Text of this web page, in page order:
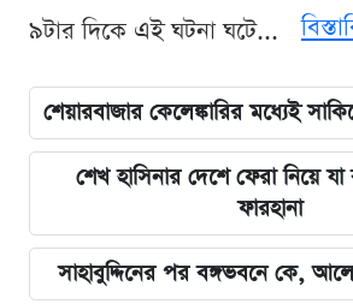
৯টার দিকে এই ঘটনা ঘটে...
শেয়ারবাজার কেলেঙ্কারির মধ্যেই
শেখ হাসিনার দেশে ফেরা নিয়ে
ফারহানা
সাহাবুদ্দিনের পর বঙ্গভবনে কে,